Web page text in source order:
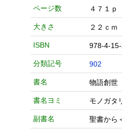
ページ数 ４７１ｐ
大きさ ２２ｃｍ
ISBN 978-4-
分類記号 902
書名 物語創世
書名ヨミ モノガタ
副書名 聖書から